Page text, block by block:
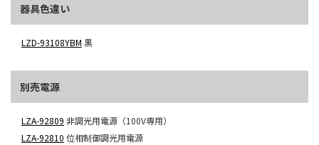
器具色違い
LZD-93108YBM 黒
別売電源
LZA-92809 非調光用電源（100V専用）
LZA-92810 位相制御調光用電源